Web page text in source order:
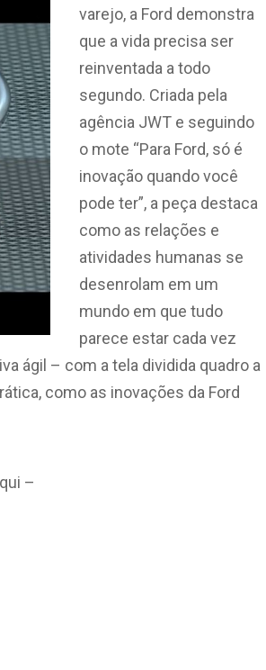
varejo, a Ford demonstra
que a vida precisa ser
reinventada a todo
segundo. Criada pela
agência JWT e seguindo
o mote “Para Ford, só é
inovação quando você
pode ter”, a peça destaca
como as relações e
atividades humanas se
desenrolam em um
mundo em que tudo
parece estar cada vez
ágil – com a tela dividida quadro a
como as inovações da Ford
–